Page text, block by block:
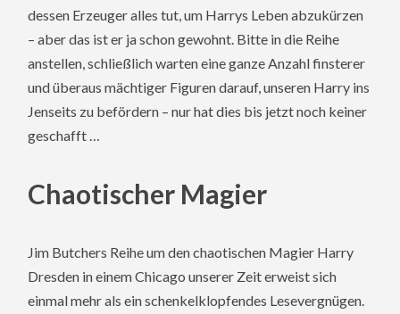
dessen Erzeuger alles tut, um Harrys Leben abzukürzen
– aber das ist er ja schon gewohnt. Bitte in die Reihe
anstellen, schließlich warten eine ganze Anzahl finsterer
und überaus mächtiger Figuren darauf, unseren Harry ins
Jenseits zu befördern – nur hat dies bis jetzt noch keiner
geschafft …
Chaotischer Magier
Jim Butchers Reihe um den chaotischen Magier Harry
Dresden in einem Chicago unserer Zeit erweist sich
einmal mehr als ein schenkelklopfendes Lesevergnügen.